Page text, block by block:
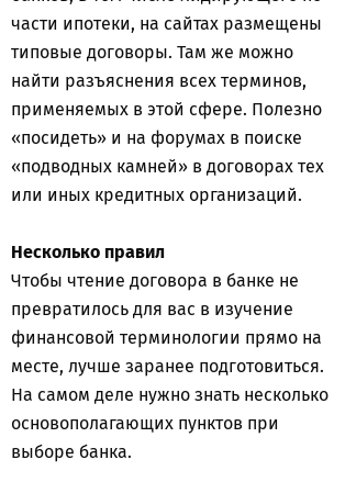
части ипотеки, на сайтах размещены
типовые договоры. Там же можно
найти разъяснения всех терминов,
применяемых в этой сфере. Полезно
«посидеть» и на форумах в поиске
«подводных камней» в договорах тех
или иных кредитных организаций.
Несколько правил
Чтобы чтение договора в банке не
превратилось для вас в изучение
финансовой терминологии прямо на
месте, лучше заранее подготовиться.
На самом деле нужно знать несколько
основополагающих пунктов при
выборе банка.